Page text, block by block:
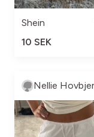
Shein
10 SEK